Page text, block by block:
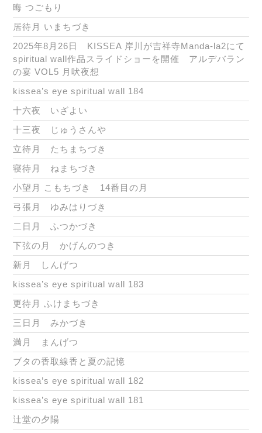
晦 つごもり
居待月 いまちづき
2025年8月26日 KISSEA 岸川が吉祥寺Manda-la2にて
spiritual wall作品スライドショーを開催 アルデバラン
の宴 VOL5 月吠夜想
kissea’s eye spiritual wall 184
十六夜 いざよい
十三夜 じゅうさんや
立待月 たちまちづき
寝待月 ねまちづき
小望月 こもちづき 14番目の月
弓張月 ゆみはりづき
二日月 ふつかづき
下弦の月 かげんのつき
新月 しんげつ
kissea’s eye spiritual wall 183
更待月 ふけまちづき
三日月 みかづき
満月 まんげつ
ブタの香取線香と夏の記憶
kissea’s eye spiritual wall 182
kissea’s eye spiritual wall 181
辻堂の夕陽